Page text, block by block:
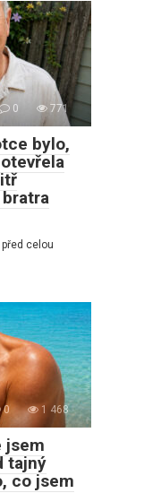
0 771
bylo,
celou
0 1 468
jsem
tajný
co jsem